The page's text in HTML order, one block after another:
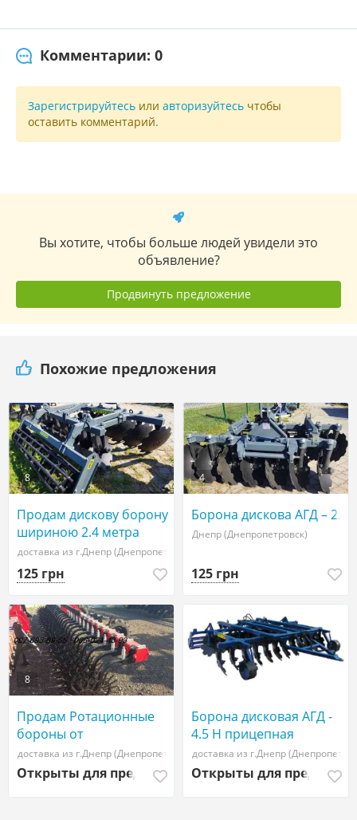
Комментарии: 0
Зарегистрируйтесь или авторизуйтесь чтобы
оставить комментарий.
Вы хотите, чтобы больше людей увидели это
объявление?
Продвинуть предложение
Похожие предложения
8
Продам дискову борону
шириною 2.4 метра
АГД-2.4
доставка из г.Днепр (Днепропетровск)
125 грн
4
Борона дискова АГД – 2.4
Днепр (Днепропетровск)
125 грн
8
Продам Ротационные
бороны от
производителя
доставка из г.Днепр (Днепропетровск)
Открыты для предложений
Борона дисковая АГД -
4.5 Н прицепная
доставка из г.Днепр
Открыты для